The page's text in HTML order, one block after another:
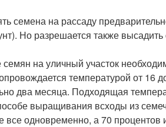
семена на рассаду
Но разрешается также
на уличный участок
температурой от 16
два месяца. Подходящая
выращивания всходы из
все одновременно, а 70 процентов